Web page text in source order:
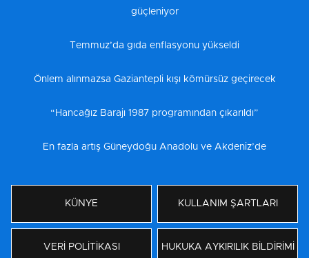
güçleniyor
Temmuz’da gıda enflasyonu yükseldi
Önlem alınmazsa Gaziantepli kışı kömürsüz geçirecek
“Hancağız Barajı 1987 programından çıkarıldı”
En fazla artış Güneydoğu Anadolu ve Akdeniz’de
KÜNYE KULLANIM ŞARTLARI
VERİ POLİTİKASI HUKUKA AYKIRILIK BİLDİRİMİ